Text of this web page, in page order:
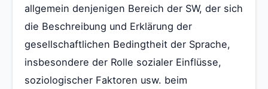
allgemein denjenigen Bereich der SW, der sich
die Beschreibung und Erklärung der
gesellschaftlichen Bedingtheit der Sprache,
insbesondere der Rolle sozialer Einflüsse,
soziologischer Faktoren usw. beim